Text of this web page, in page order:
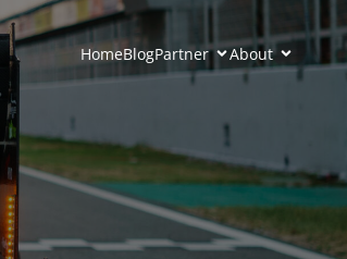
HomeBlogPartner About